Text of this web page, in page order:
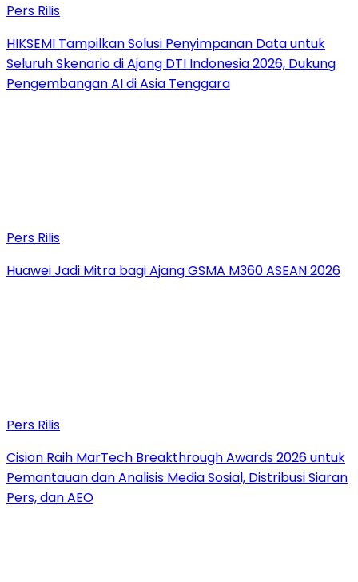
Pers Rilis
HIKSEMI Tampilkan Solusi Penyimpanan Data untuk
Seluruh Skenario di Ajang DTI Indonesia 2026, Dukung
Pengembangan AI di Asia Tenggara
Pers Rilis
Huawei Jadi Mitra bagi Ajang GSMA M360 ASEAN 2026
Pers Rilis
Cision Raih MarTech Breakthrough Awards 2026 untuk
Pemantauan dan Analisis Media Sosial, Distribusi Siaran
Pers, dan AEO